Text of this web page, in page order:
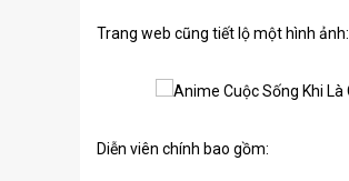
Trang web cũng tiết lộ một hình ảnh:
Diễn viên chính bao gồm: